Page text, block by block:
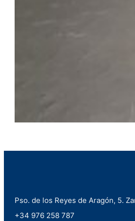
Pso. de los Reyes de Aragón, 5.
+34 976 258 787